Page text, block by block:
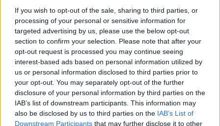
If you wish to opt-out of the sale, sharing to third parties, or
processing of your personal or sensitive information for
targeted advertising by us, please use the below opt-out
section to confirm your selection. Please note that after your
opt-out request is processed you may continue seeing
interest-based ads based on personal information utilized by
us or personal information disclosed to third parties prior to
your opt-out. You may separately opt-out of the further
disclosure of your personal information by third parties on the
IAB’s list of downstream participants. This information may
also be disclosed by us to third parties on the IAB’s List of
Downstream Participants that may further disclose it to other